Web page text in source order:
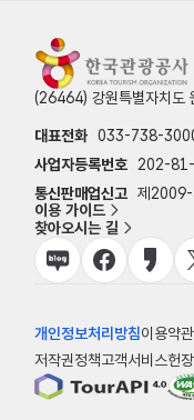
(26464) 강원특별자치도
대표전화 033-738-
사업자등록번호
202-
통신판매업신고 제2009-
이용 가이드
찾아오시는 길
개인정보처리방침이용약관
저작권정책고객서비스헌장